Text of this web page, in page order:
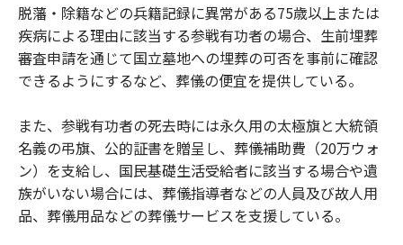
脱藩・除籍などの兵籍記録に異常がある75歳以上または
疾病による理由に該当する参戦有功者の場合、生前埋葬
審査申請を通じて国立墓地への埋葬の可否を事前に確認
できるようにするなど、葬儀の便宜を提供している。
また、参戦有功者の死去時には永久用の太極旗と大統領
名義の弔旗、公的証書を贈呈し、葬儀補助費（20万ウォ
ン）を支給し、国民基礎生活受給者に該当する場合や遺
族がいない場合には、葬儀指導者などの人員及び故人用
品、葬儀用品などの葬儀サービスを支援している。